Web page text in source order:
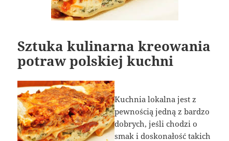
Sztuka kulinarna kreowania
potraw polskiej kuchni
Kuchnia lokalna jest z
pewnością jedną z bardzo
dobrych, jeśli chodzi o
smak i doskonałość takich